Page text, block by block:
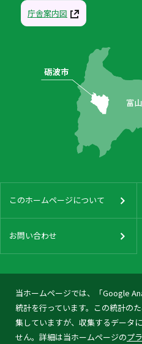
当ホームページでは、「Google
統計を行っています。この統計の
集していますが、収集するデータ
せん。詳細は当ホームページのプ
庁舎案内図
このホームページについて
お問い合わせ